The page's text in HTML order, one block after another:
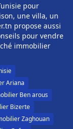
pour
une villa, un
propose aussi
pour vendre
immobilier
Ariana
Ben arous
Bizerte
Zaghouan